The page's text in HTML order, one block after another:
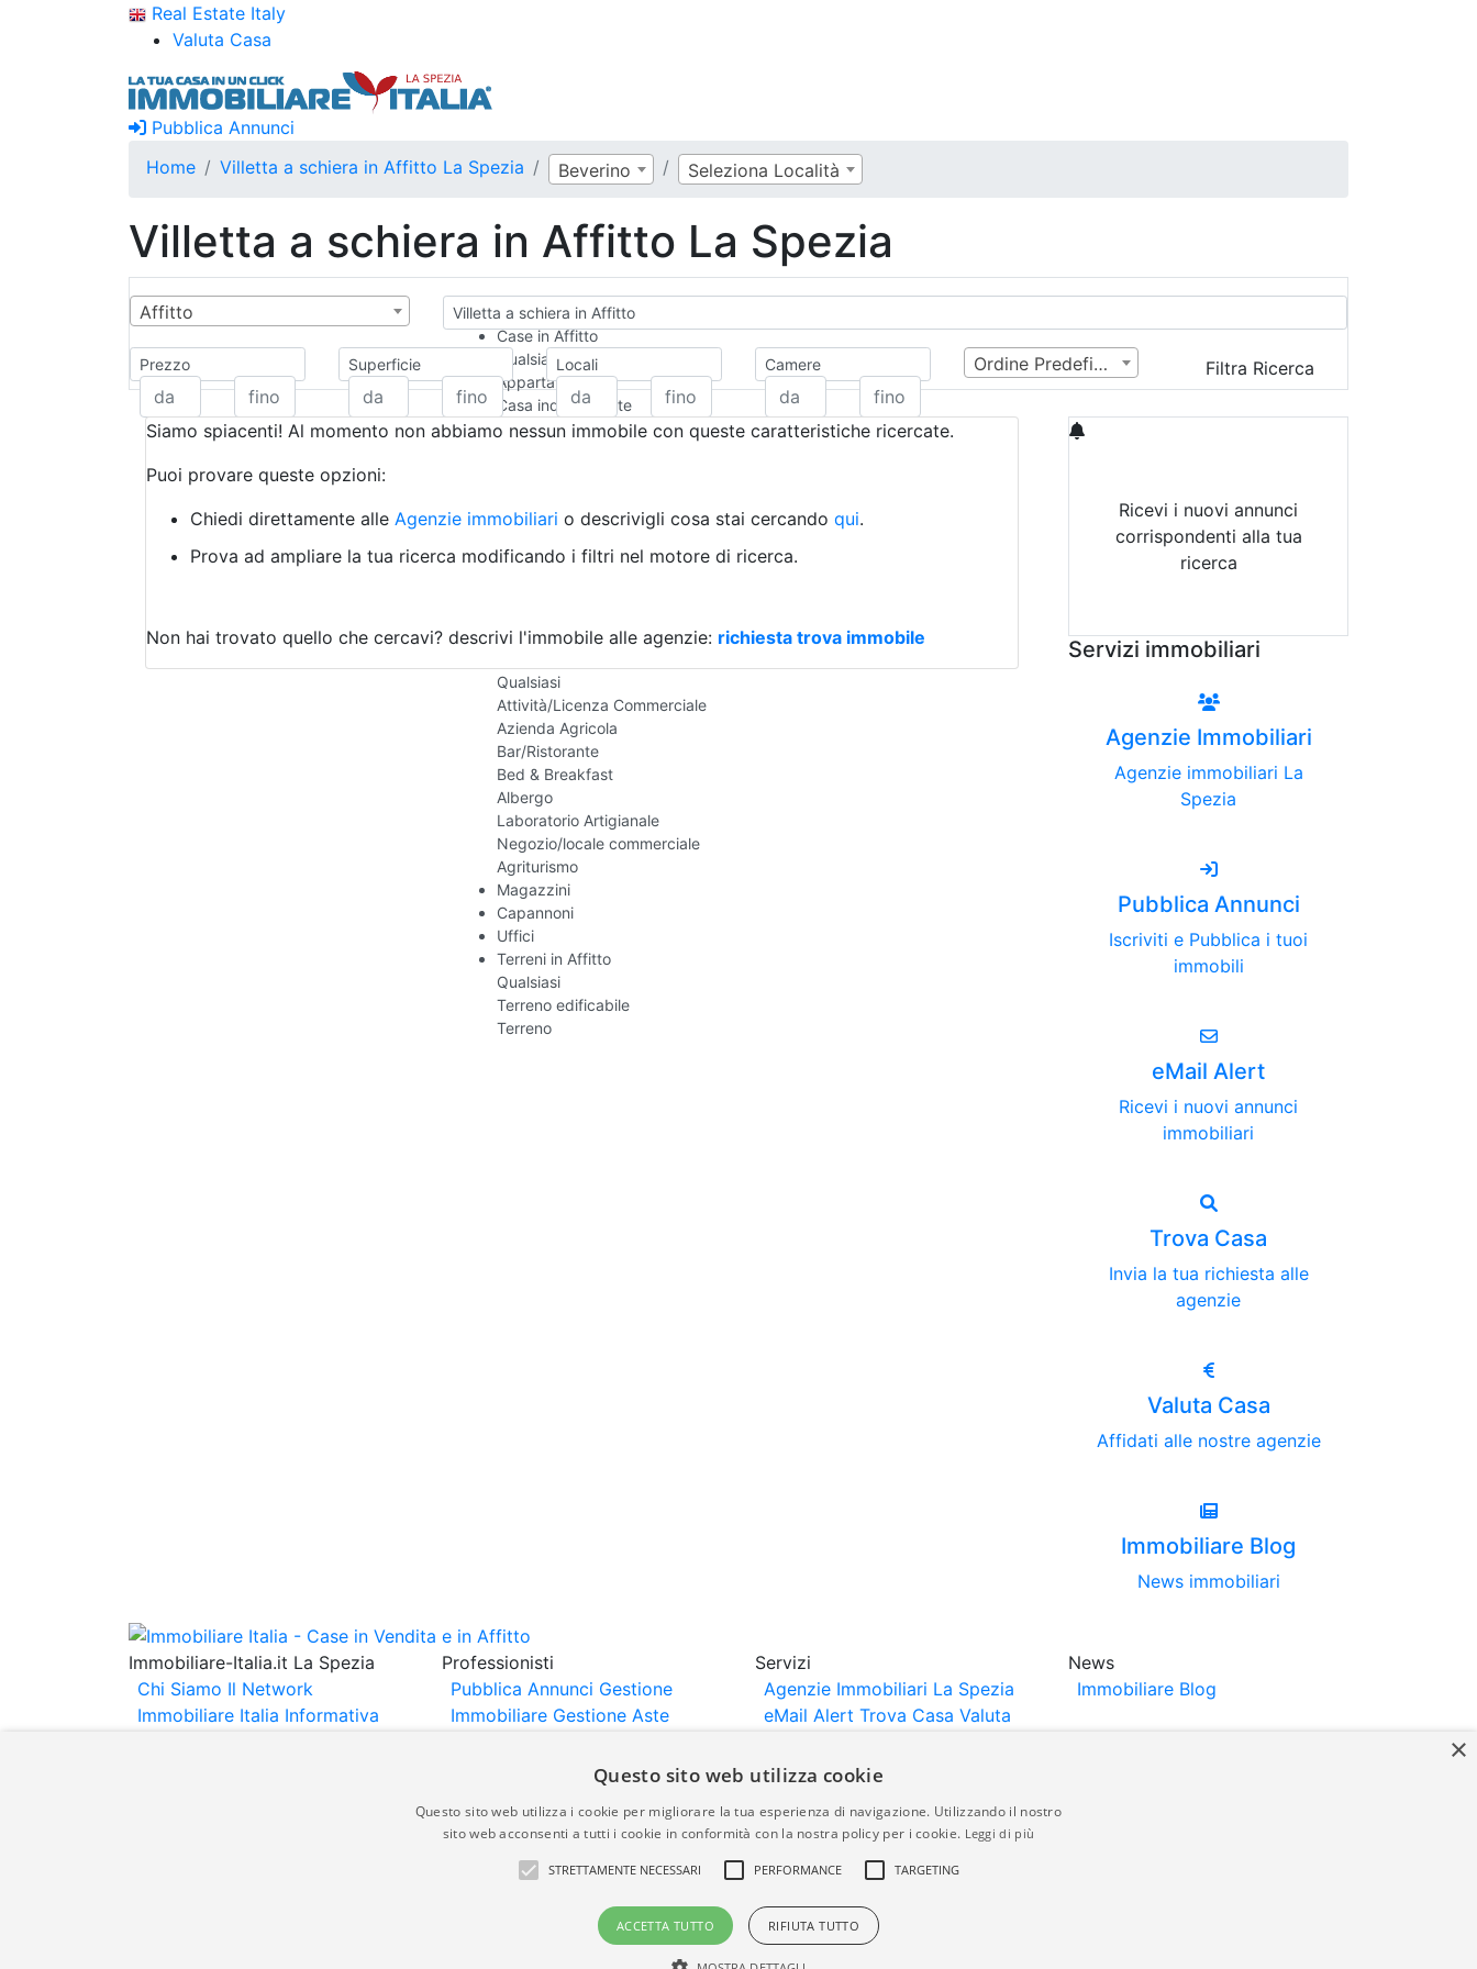
Real Estate Italy
Valuta Casa
Pubblica Annunci
Home
Villetta a schiera in Affitto La Spezia Beverino Seleziona Località
Villetta a schiera in Affitto La Spezia
Affitto
Villetta a schiera in Affitto
Case in Affitto
Qualsiasi
Appartamento
Casa indipendente
Casa Semi-indipendente
Rustico/Casale
Camera d'Albergo
Box/Garage
Qualsiasi
Attività/Licenza Commerciale
Azienda Agricola
Bar/Ristorante
Bed & Breakfast
Albergo
Laboratorio Artigianale
Negozio/locale commerciale
Agriturismo
Magazzini
Capannoni
Uffici
Terreni in Affitto
Qualsiasi
Terreno edificabile
Terreno
Prezzo Superficie Locali Camere Ordine Predefinito Filtra Ricerca
Siamo spiacenti! Al momento non abbiamo nessun immobile con queste caratteristiche ricercate.
Puoi provare queste opzioni:
Chiedi direttamente alle Agenzie immobiliari o descrivigli cosa stai cercando qui.
Prova ad ampliare la tua ricerca modificando i filtri nel motore di ricerca.
Non hai trovato quello che cercavi? descrivi l'immobile alle agenzie: richiesta trova immobile
Ricevi i nuovi annunci
corrispondenti alla tua
ricerca
Servizi immobiliari
Agenzie Immobiliari
Agenzie immobiliari La
Spezia
Pubblica Annunci
Iscriviti e Pubblica i tuoi
immobili
eMail Alert
Ricevi i nuovi annunci
immobiliari
Trova Casa
Invia la tua richiesta alle
agenzie
Valuta Casa
Affidati alle nostre agenzie
Immobiliare Blog
News immobiliari
Immobiliare-Italia.it La Spezia
Chi Siamo Il Network
Immobiliare Italia Informativa
Professionisti
Pubblica Annunci Gestione
Immobiliare Gestione Aste
Importazione
Servizi
Agenzie Immobiliari La Spezia
eMail Alert Trova Casa Valuta
News
Immobiliare Blog
Gli annunci immobiliari presenti su immobiliare-italia.it vengono pubblicati da agenzie immobiliari e costruttori. La pubblicazione degli annunci
italia.it quindi non è responsabile della veridicità, della correttezza, della completezza, della normativa in materia di privacy e/o di alcun altro
×
Questo sito web utilizza cookie
Questo sito web utilizza i cookie per migliorare la tua esperienza di navigazione. Utilizzando il nostro
sito web acconsenti a tutti i cookie in conformità con la nostra policy per i cookie. Leggi di più
STRETTAMENTE NECESSARI PERFORMANCE TARGETING
ACCETTA TUTTO RIFIUTA TUTTO